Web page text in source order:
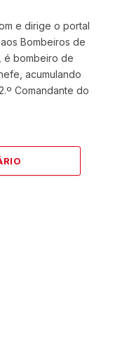
e dirige o portal
Bombeiros de
é bombeiro de
acumulando
Comandante do